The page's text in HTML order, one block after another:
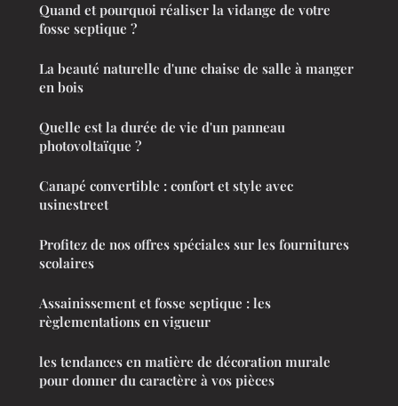
Quand et pourquoi réaliser la vidange de votre
fosse septique ?
La beauté naturelle d'une chaise de salle à manger
en bois
Quelle est la durée de vie d'un panneau
photovoltaïque ?
Canapé convertible : confort et style avec
usinestreet
Profitez de nos offres spéciales sur les fournitures
scolaires
Assainissement et fosse septique : les
règlementations en vigueur
les tendances en matière de décoration murale
pour donner du caractère à vos pièces